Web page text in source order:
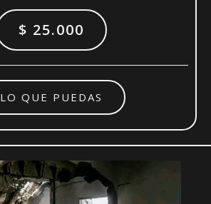
$ 25.000
LO QUE PUEDAS